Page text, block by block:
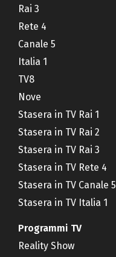
Rai 3
Rete 4
Canale 5
Italia 1
TV8
Nove
Stasera in TV Rai 1
Stasera in TV Rai 2
Stasera in TV Rai 3
Stasera in TV Rete 4
Stasera in TV Canale 5
Stasera in TV Italia 1
Programmi TV
Reality Show